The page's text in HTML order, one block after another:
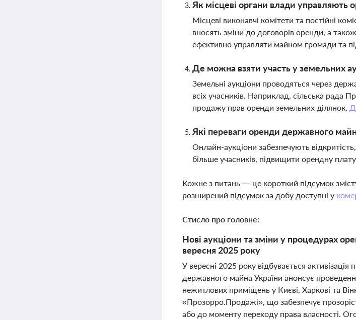
Як місцеві органи влади управляють
Місцеві виконавчі комітети та постійні
вносять зміни до договорів оренди, а
ефективно управляти майном громади та
Де можна взяти участь у земельних
Земельні аукціони проводяться через
всіх учасників. Наприклад, сільська рада
продажу прав оренди земельних ділянок.
Які переваги оренди державного
Онлайн-аукціони забезпечують
більше учасників, підвищити орендну
Кожне з питань — це короткий підсумок
розширений підсумок за добу доступні у
Стисло про головне:
Нові аукціони та зміни у процедурах
вересня 2025 року
У вересні 2025 року відбувається
державного майна України анонсує
нежитлових приміщень у Києві, Харкові та
«Прозорро.Продажі», що забезпечує
або до моменту переходу права власності.